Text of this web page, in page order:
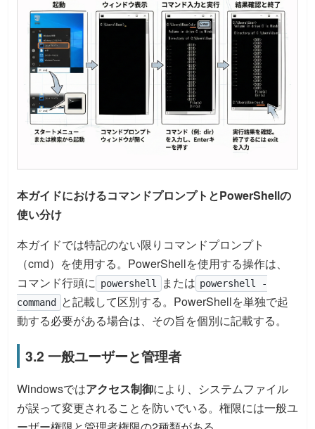
本ガイドにおけるコマンドプロンプトとPowerShellの
使い分け
本ガイドでは特記のない限りコマンドプロンプト
（cmd）を使用する。PowerShellを使用する操作は、
コマンド行頭に powershell または powershell -
command
と記載して区別する。PowerShellを単独で起
動する必要がある場合は、その旨を個別に記載する。
3.2 一般ユーザーと管理者
Windowsではアクセス制御により、システムファイル
が誤って変更されることを防いでいる。権限には一般ユ